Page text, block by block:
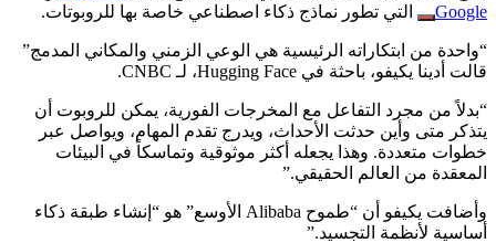
Google
التي تطور نماذج ذكاء اصطناعي خاصة بها للروبوتات.
“واحدة من ابتكاراته الرئيسية هي الوعي الزمني والمكاني المدمج”
قالت أدينا يكيفو، باحثة في Hugging Face، لـ CNBC.
“بدلاً من مجرد التفاعل مع المخرجات الفورية، يمكن للروبوت أن
يتذكر متى وأين حدثت الأحداث، ويدرج تقدم المهام، ويواصل عبر
خطوات متعددة. وهذا يجعله أكثر موثوقية وتماسكاً في البيئات
المعقدة من العالم الحقيقي.”
وأضافت يكيفو أن “طموح Alibaba الأوسع” هو “إنشاء طبقة ذكاء
أساسية لأنظمة التجسيد.”